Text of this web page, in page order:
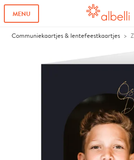
MENU
Communiekaartjes & lentefeestkaartjes